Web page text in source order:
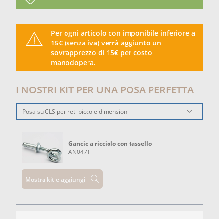
Per ogni articolo con imponibile inferiore a
15€ (senza iva) verrà aggiunto un
sovrapprezzo di 15€ per costo
manodopera.
I NOSTRI KIT PER UNA POSA PERFETTA
Posa su CLS per reti piccole dimensioni
Gancio a ricciolo con tassello
AN0471
Mostra kit e aggiungi